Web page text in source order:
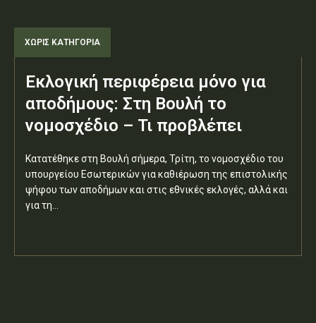
ΧΩΡΊΣ ΚΑΤΗΓΟΡΊΑ
Εκλογική περιφέρεια μόνο για
αποδήμους: Στη Βουλή το
νομοσχέδιο – Τι προβλέπει
Κατατέθηκε στη Βουλή σήμερα, Τρίτη, το νομοσχέδιο του
υπουργείου Εσωτερικών για καθιέρωση της επιστολικής
ψήφου των αποδήμων και στις εθνικές εκλογές, αλλά και
για τη...